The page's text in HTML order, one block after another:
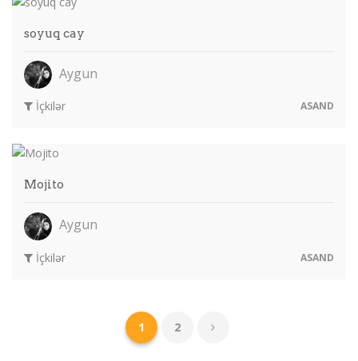
soyuq cay
Aygun
İçkilər ASAND
Mojito
Aygun
İçkilər ASAND
1 2